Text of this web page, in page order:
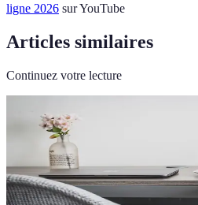
ligne 2026 sur YouTube
Articles similaires
Continuez votre lecture